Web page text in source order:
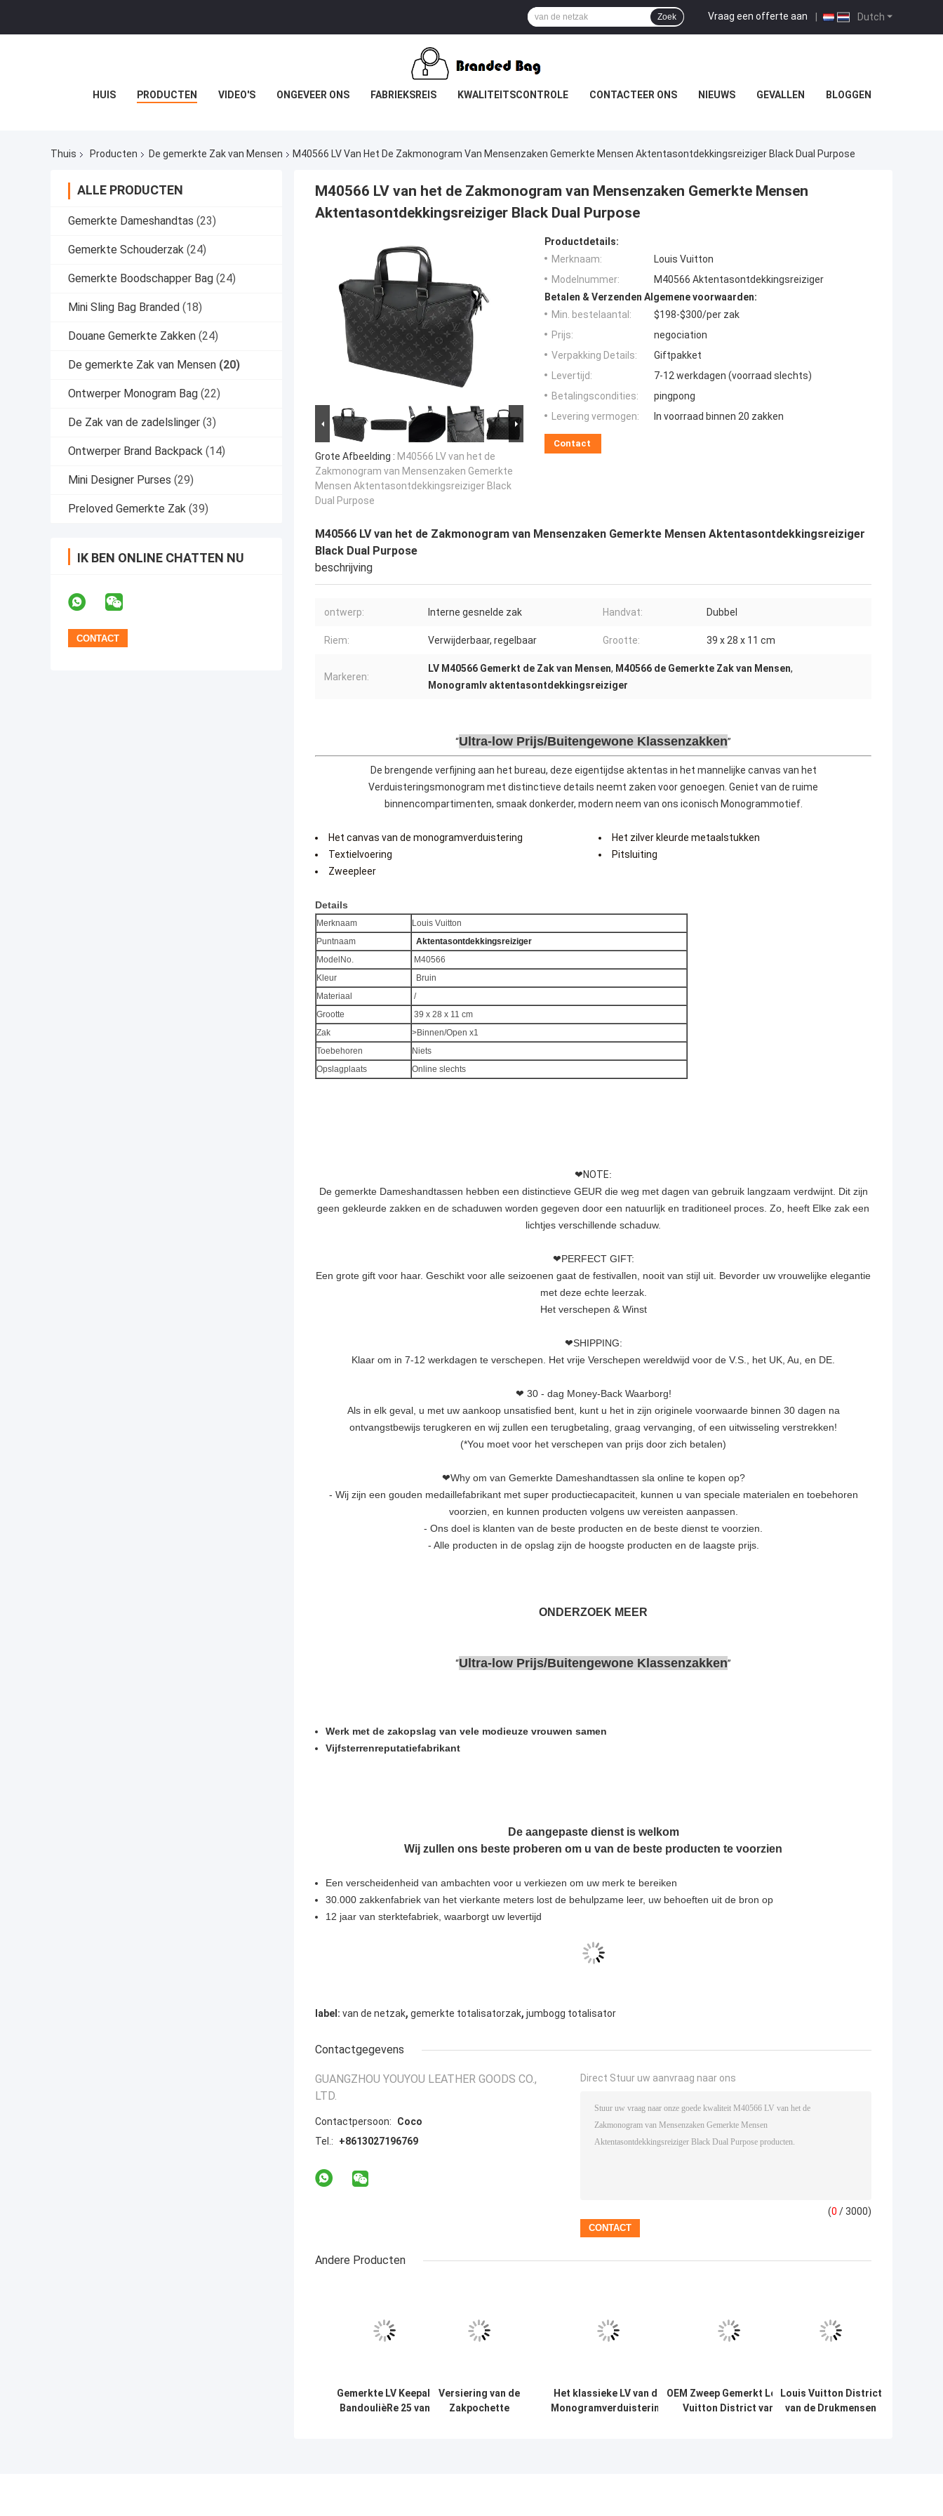
Dutch
Vraag een offerte aan |
Zoek
HUIS PRODUCTEN VIDEO'S ONGEVEER ONS FABRIEKSREIS KWALITEITSCONTROLE CONTACTEER ONS NIEUWS GEVALLEN BLOGGEN
Thuis Producten De gemerkte Zak van Mensen M40566 LV Van Het De Zakmonogram Van Mensenzaken Gemerkte Mensen Aktentasontdekkingsreiziger Black Dual Purpose
ALLE PRODUCTEN
Gemerkte Dameshandtas (23)
Gemerkte Schouderzak (24)
Gemerkte Boodschapper Bag (24)
Mini Sling Bag Branded (18)
Douane Gemerkte Zakken (24)
De gemerkte Zak van Mensen (20)
Ontwerper Monogram Bag (22)
De Zak van de zadelslinger (3)
Ontwerper Brand Backpack (14)
Mini Designer Purses (29)
Preloved Gemerkte Zak (39)
IK BEN ONLINE CHATTEN NU
M40566 LV van het de Zakmonogram van Mensenzaken Gemerkte Mensen
Aktentasontdekkingsreiziger Black Dual Purpose
Grote Afbeelding : M40566 LV van het de
Zakmonogram van Mensenzaken Gemerkte
Mensen Aktentasontdekkingsreiziger Black
Dual Purpose
Productdetails:
Merknaam:
Louis Vuitton
Modelnummer:
M40566 Aktentasontdekkingsreiziger
Betalen & Verzenden Algemene voorwaarden:
Min. bestelaantal:
$198-$300/per zak
Prijs:
negociation
Verpakking Details:
Giftpakket
Levertijd:
7-12 werkdagen (voorraad slechts)
Betalingscondities:
pingpong
Levering vermogen:
In voorraad binnen 20 zakken
Contact
M40566 LV van het de Zakmonogram van Mensenzaken Gemerkte Mensen Aktentasontdekkingsreiziger
Black Dual Purpose
beschrijving
ontwerp: Interne gesnelde zak Handvat: Dubbel
Riem: Verwijderbaar, regelbaar Grootte: 39 x 28 x 11 cm
Markeren:
LV M40566 Gemerkt de Zak van Mensen, M40566 de Gemerkte Zak van Mensen,
Monogramlv aktentasontdekkingsreiziger
Ultra-low Prijs/Buitengewone Klassenzakken
De brengende verfijning aan het bureau, deze eigentijdse aktentas in het mannelijke canvas van het
Verduisteringsmonogram met distinctieve details neemt zaken voor genoegen. Geniet van de ruime
binnencompartimenten, smaak donkerder, modern neem van ons iconisch Monogrammotief.
Het canvas van de monogramverduistering
Textielvoering
Zweepleer
Het zilver kleurde metaalstukken
Pitsluiting
Details
Merknaam
Louis Vuitton
Puntnaam
Aktentasontdekkingsreiziger
ModelNo.
M40566
Kleur
Bruin
Materiaal
/
Grootte
39 x 28 x 11 cm
Zak
>Binnen/Open x1
Toebehoren
Niets
Opslagplaats
Online slechts